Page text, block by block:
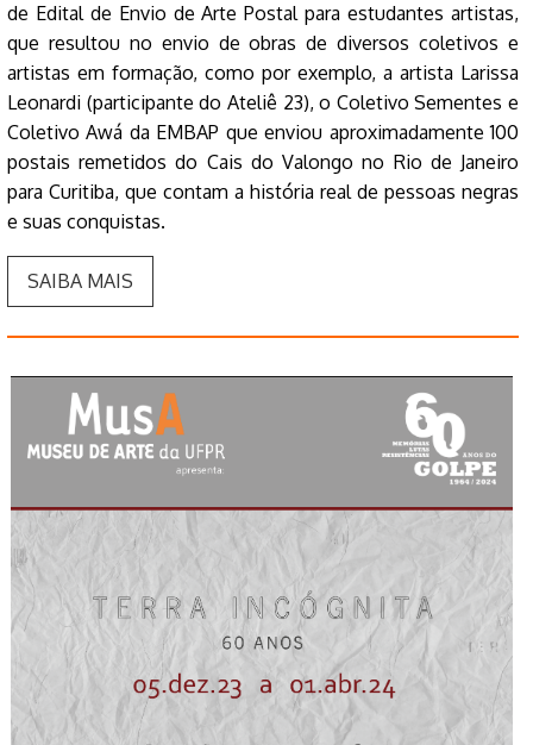
de Edital de Envio de Arte Postal para estudantes artistas,
que resultou no envio de obras de diversos coletivos e
artistas em formação, como por exemplo, a artista Larissa
Leonardi (participante do Ateliê 23), o Coletivo Sementes e
Coletivo Awá da EMBAP que enviou aproximadamente 100
postais remetidos do Cais do Valongo no Rio de Janeiro
para Curitiba, que contam a história real de pessoas negras
e suas conquistas.
SAIBA MAIS